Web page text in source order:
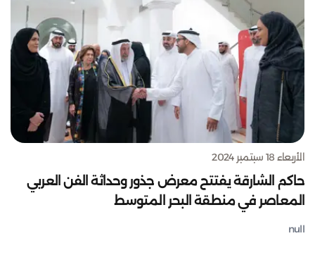
الأربعاء 18 سبتمبر 2024
حاكم الشارقة يفتتح معرض جذور وحداثة الفن العربي
المعاصر في منطقة البحر المتوسط
null